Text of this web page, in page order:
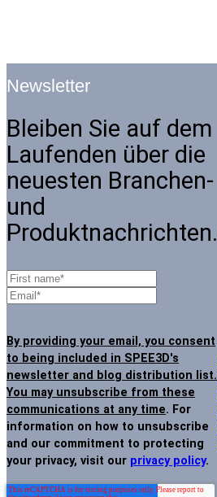
Newsletter
Bleiben Sie auf dem
Laufenden über die
neuesten Branchen-
und
Produktnachrichten.
By providing your email, you consent
to being included in SPEE3D's
newsletter and blog distribution list.
You may unsubscribe from these
communications at any time. For
information on how to unsubscribe
and our commitment to protecting
your privacy, visit our privacy policy.